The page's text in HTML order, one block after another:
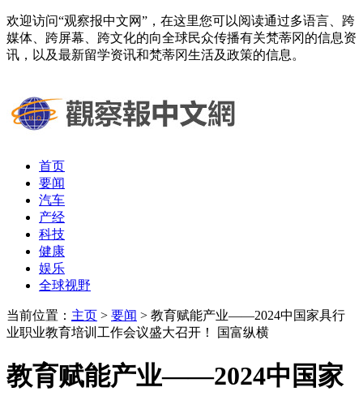
欢迎访问“观察报中文网”，在这里您可以阅读通过多语言、跨
媒体、跨屏幕、跨文化的向全球民众传播有关梵蒂冈的信息资
讯，以及最新留学资讯和梵蒂冈生活及政策的信息。
首页
要闻
汽车
产经
科技
健康
娱乐
全球视野
当前位置： 主页 > 要闻 > 教育赋能产业——2024中国家具行
业职业教育培训工作会议盛大召开！ 国富纵横
教育赋能产业——2024中国家